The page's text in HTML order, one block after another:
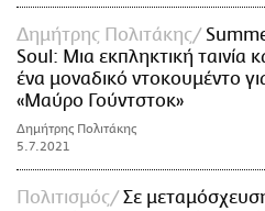
Δημήτρης Πολιτάκης
Soul: Μια εκπληκτική ταινία
ένα μοναδικό ντοκουμέντο
«Μαύρο Γούντστοκ»
Δημήτρης Πολιτάκης
5.7.2021
Πολιτισμός
Σε